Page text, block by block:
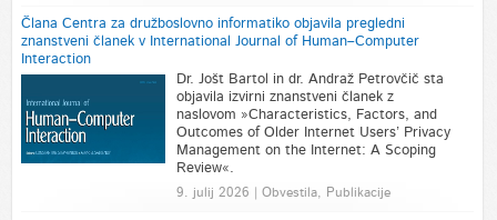
Člana Centra za družboslovno informatiko objavila pregledni
znanstveni članek v International Journal of Human–Computer
Interaction
Dr. Jošt Bartol in dr. Andraž Petrovčič sta
objavila izvirni znanstveni članek z
naslovom »Characteristics, Factors, and
Outcomes of Older Internet Users’ Privacy
Management on the Internet: A Scoping
Review«.
9. julij 2026 | Obvestila, Publikacije